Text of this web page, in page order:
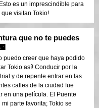
es un imprescindible para
que visitan Tokio!
que no te puedes
puedo creer que haya podido
Tokio así! Conducir por la
y de repente entrar en las
calles de la ciudad fue
en una película. El Puente
parte favorita; Tokio se